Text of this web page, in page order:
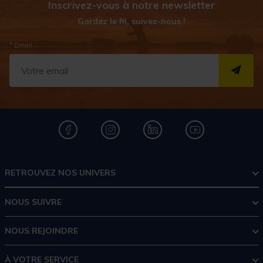
Inscrivez-vous à notre newsletter
Gardez le fil, suivez-nous !
* Email
RETROUVEZ NOS UNIVERS
NOUS SUIVRE
NOUS REJOINDRE
À VOTRE SERVICE